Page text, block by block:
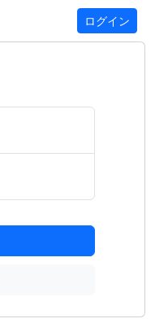
ログイン